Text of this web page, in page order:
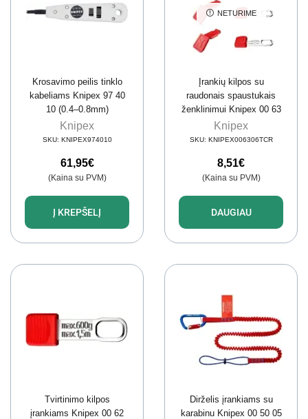
Krosavimo peilis tinklo
kabeliams Knipex 97 40
10 (0.4–0.8mm)
Knipex
SKU: KNIPEX974010
61,95€
(Kaina su PVM)
Į KREPŠELĮ
NETURIME
Įrankių kilpos su
raudonais spaustukais
ženklinimui Knipex 00 63
06 TCR (3 kompl.)
Knipex
SKU: KNIPEX006306TCR
8,51€
(Kaina su PVM)
DAUGIAU
Tvirtinimo kilpos
įrankiams Knipex 00 62
Dirželis įrankiams su
karabinu Knipex 00 50 05